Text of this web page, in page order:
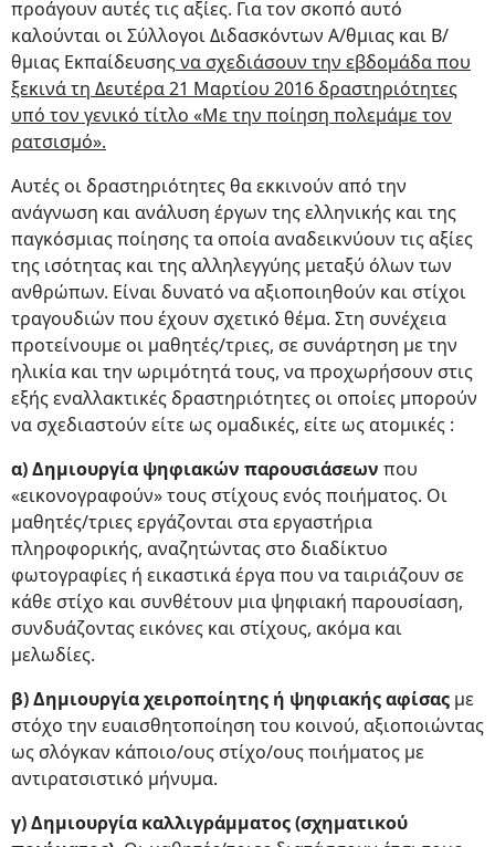
προάγουν αυτές τις αξίες. Για τον σκοπό αυτό
καλούνται οι Σύλλογοι Διδασκόντων Α/θμιας και Β/
θμιας Εκπαίδευσηςνα σχεδιάσουν την εβδομάδα που
ξεκινά τη Δευτέρα 21 Μαρτίου 2016 δραστηριότητες
υπό τον γενικό τίτλο «Με την ποίηση πολεμάμε τον
ρατσισμό».
Αυτές οι δραστηριότητες θα εκκινούν από την
ανάγνωση και ανάλυση έργων της ελληνικής και της
παγκόσμιας ποίησης τα οποία αναδεικνύουν τις αξίες
της ισότητας και της αλληλεγγύης μεταξύ όλων των
ανθρώπων. Είναι δυνατό να αξιοποιηθούν και στίχοι
τραγουδιών που έχουν σχετικό θέμα. Στη συνέχεια
προτείνουμε οι μαθητές/τριες, σε συνάρτηση με την
ηλικία και την ωριμότητά τους, να προχωρήσουν στις
εξής εναλλακτικές δραστηριότητες οι οποίες μπορούν
να σχεδιαστούν είτε ως ομαδικές, είτε ως ατομικές :
α) Δημιουργία ψηφιακών παρουσιάσεων που
«εικονογραφούν» τους στίχους ενός ποιήματος. Οι
μαθητές/τριες εργάζονται στα εργαστήρια
πληροφορικής, αναζητώντας στο διαδίκτυο
φωτογραφίες ή εικαστικά έργα που να ταιριάζουν σε
κάθε στίχο και συνθέτουν μια ψηφιακή παρουσίαση,
συνδυάζοντας εικόνες και στίχους, ακόμα και
μελωδίες.
β) Δημιουργία χειροποίητης ή ψηφιακής αφίσας με
στόχο την ευαισθητοποίηση του κοινού, αξιοποιώντας
ως σλόγκαν κάποιο/ους στίχο/ους ποιήματος με
αντιρατσιστικό μήνυμα.
γ) Δημιουργία καλλιγράμματος (σχηματικού